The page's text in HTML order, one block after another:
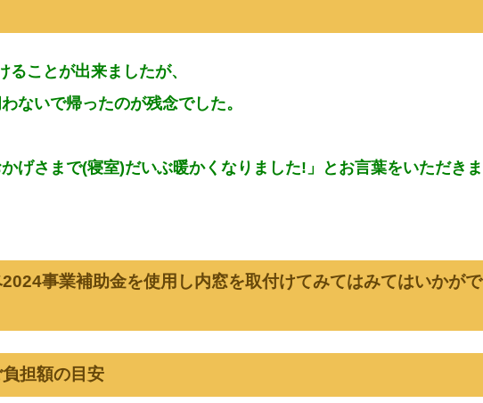
ことが出来ましたが、
ないで帰ったのが残念でした。
げさまで(寝室)だいぶ暖かくなりました!」とお言葉をいただきま
事業補助金を使用し内窓を取付けてみてはみてはいかがで
担額の目安